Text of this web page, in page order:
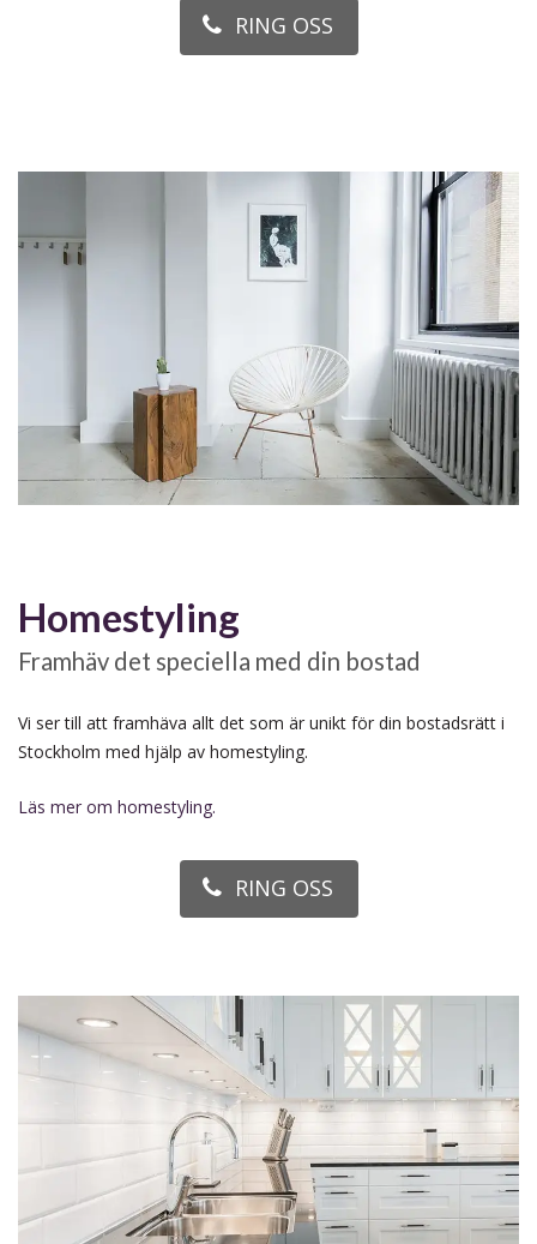
RING OSS
Homestyling
Framhäv det speciella med din bostad
Vi ser till att framhäva allt det som är unikt för din bostadsrätt i
Stockholm med hjälp av homestyling.
Läs mer om homestyling.
RING OSS